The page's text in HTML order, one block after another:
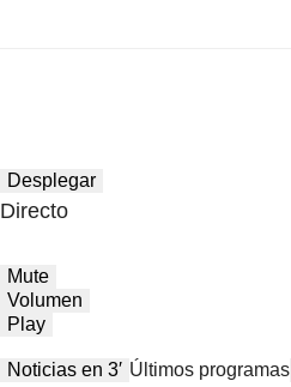
Desplegar
Directo
Mute
Volumen
Play
Noticias en 3′ Últimos programas